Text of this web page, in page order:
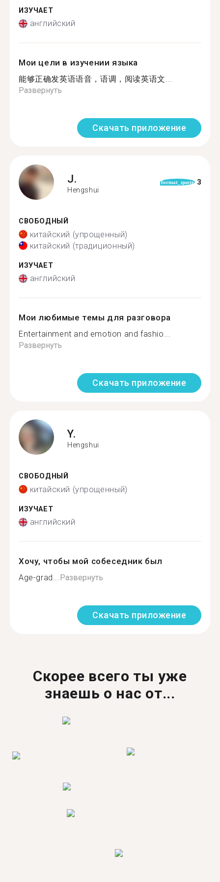
ИЗУЧАЕТ
английский
Мои цели в изучении языка
能够正确发英语语音，语调，阅读英语文...
Развернуть
Скачать приложение
J.
Hengshui
format_quote 3
СВОБОДНЫЙ
китайский (упрощенный)
китайский (традиционный)
ИЗУЧАЕТ
английский
Мои любимые темы для разговора
Entertainment and emotion and fashio...
Развернуть
Скачать приложение
Y.
Hengshui
СВОБОДНЫЙ
китайский (упрощенный)
ИЗУЧАЕТ
английский
Хочу, чтобы мой собеседник был
Age-grad...Развернуть
Скачать приложение
Скорее всего ты уже
знаешь о нас от...